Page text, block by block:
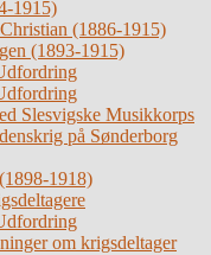
1915)
(1886-1915)
(1893-1915)
Slesvigske Musikkorps
på Sønderborg
1918)
om krigsdeltager